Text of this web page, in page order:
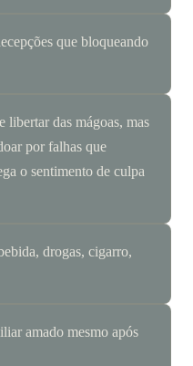
que bloqueando
libertar das mágoas, mas
por falhas que
o sentimento de culpa
drogas, cigarro,
amado mesmo após